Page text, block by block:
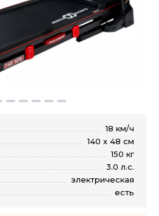
18 км/ч
140 х 48 см
150 кг
3.0 л.с.
электрическая
есть